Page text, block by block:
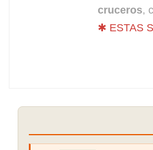
cruceros,
✱ ESTAS